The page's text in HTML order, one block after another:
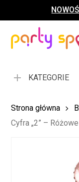
to
content
Koszyk
KATEGORIE
Strona główna
Cyfra „2” –